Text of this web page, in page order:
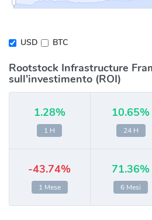
USD BTC
Rootstock Infrastructure
sull'investimento (ROI)
1.28%
1 H
10.65%
24 H
-43.74%
1 Mese
71.36%
6 Mesi